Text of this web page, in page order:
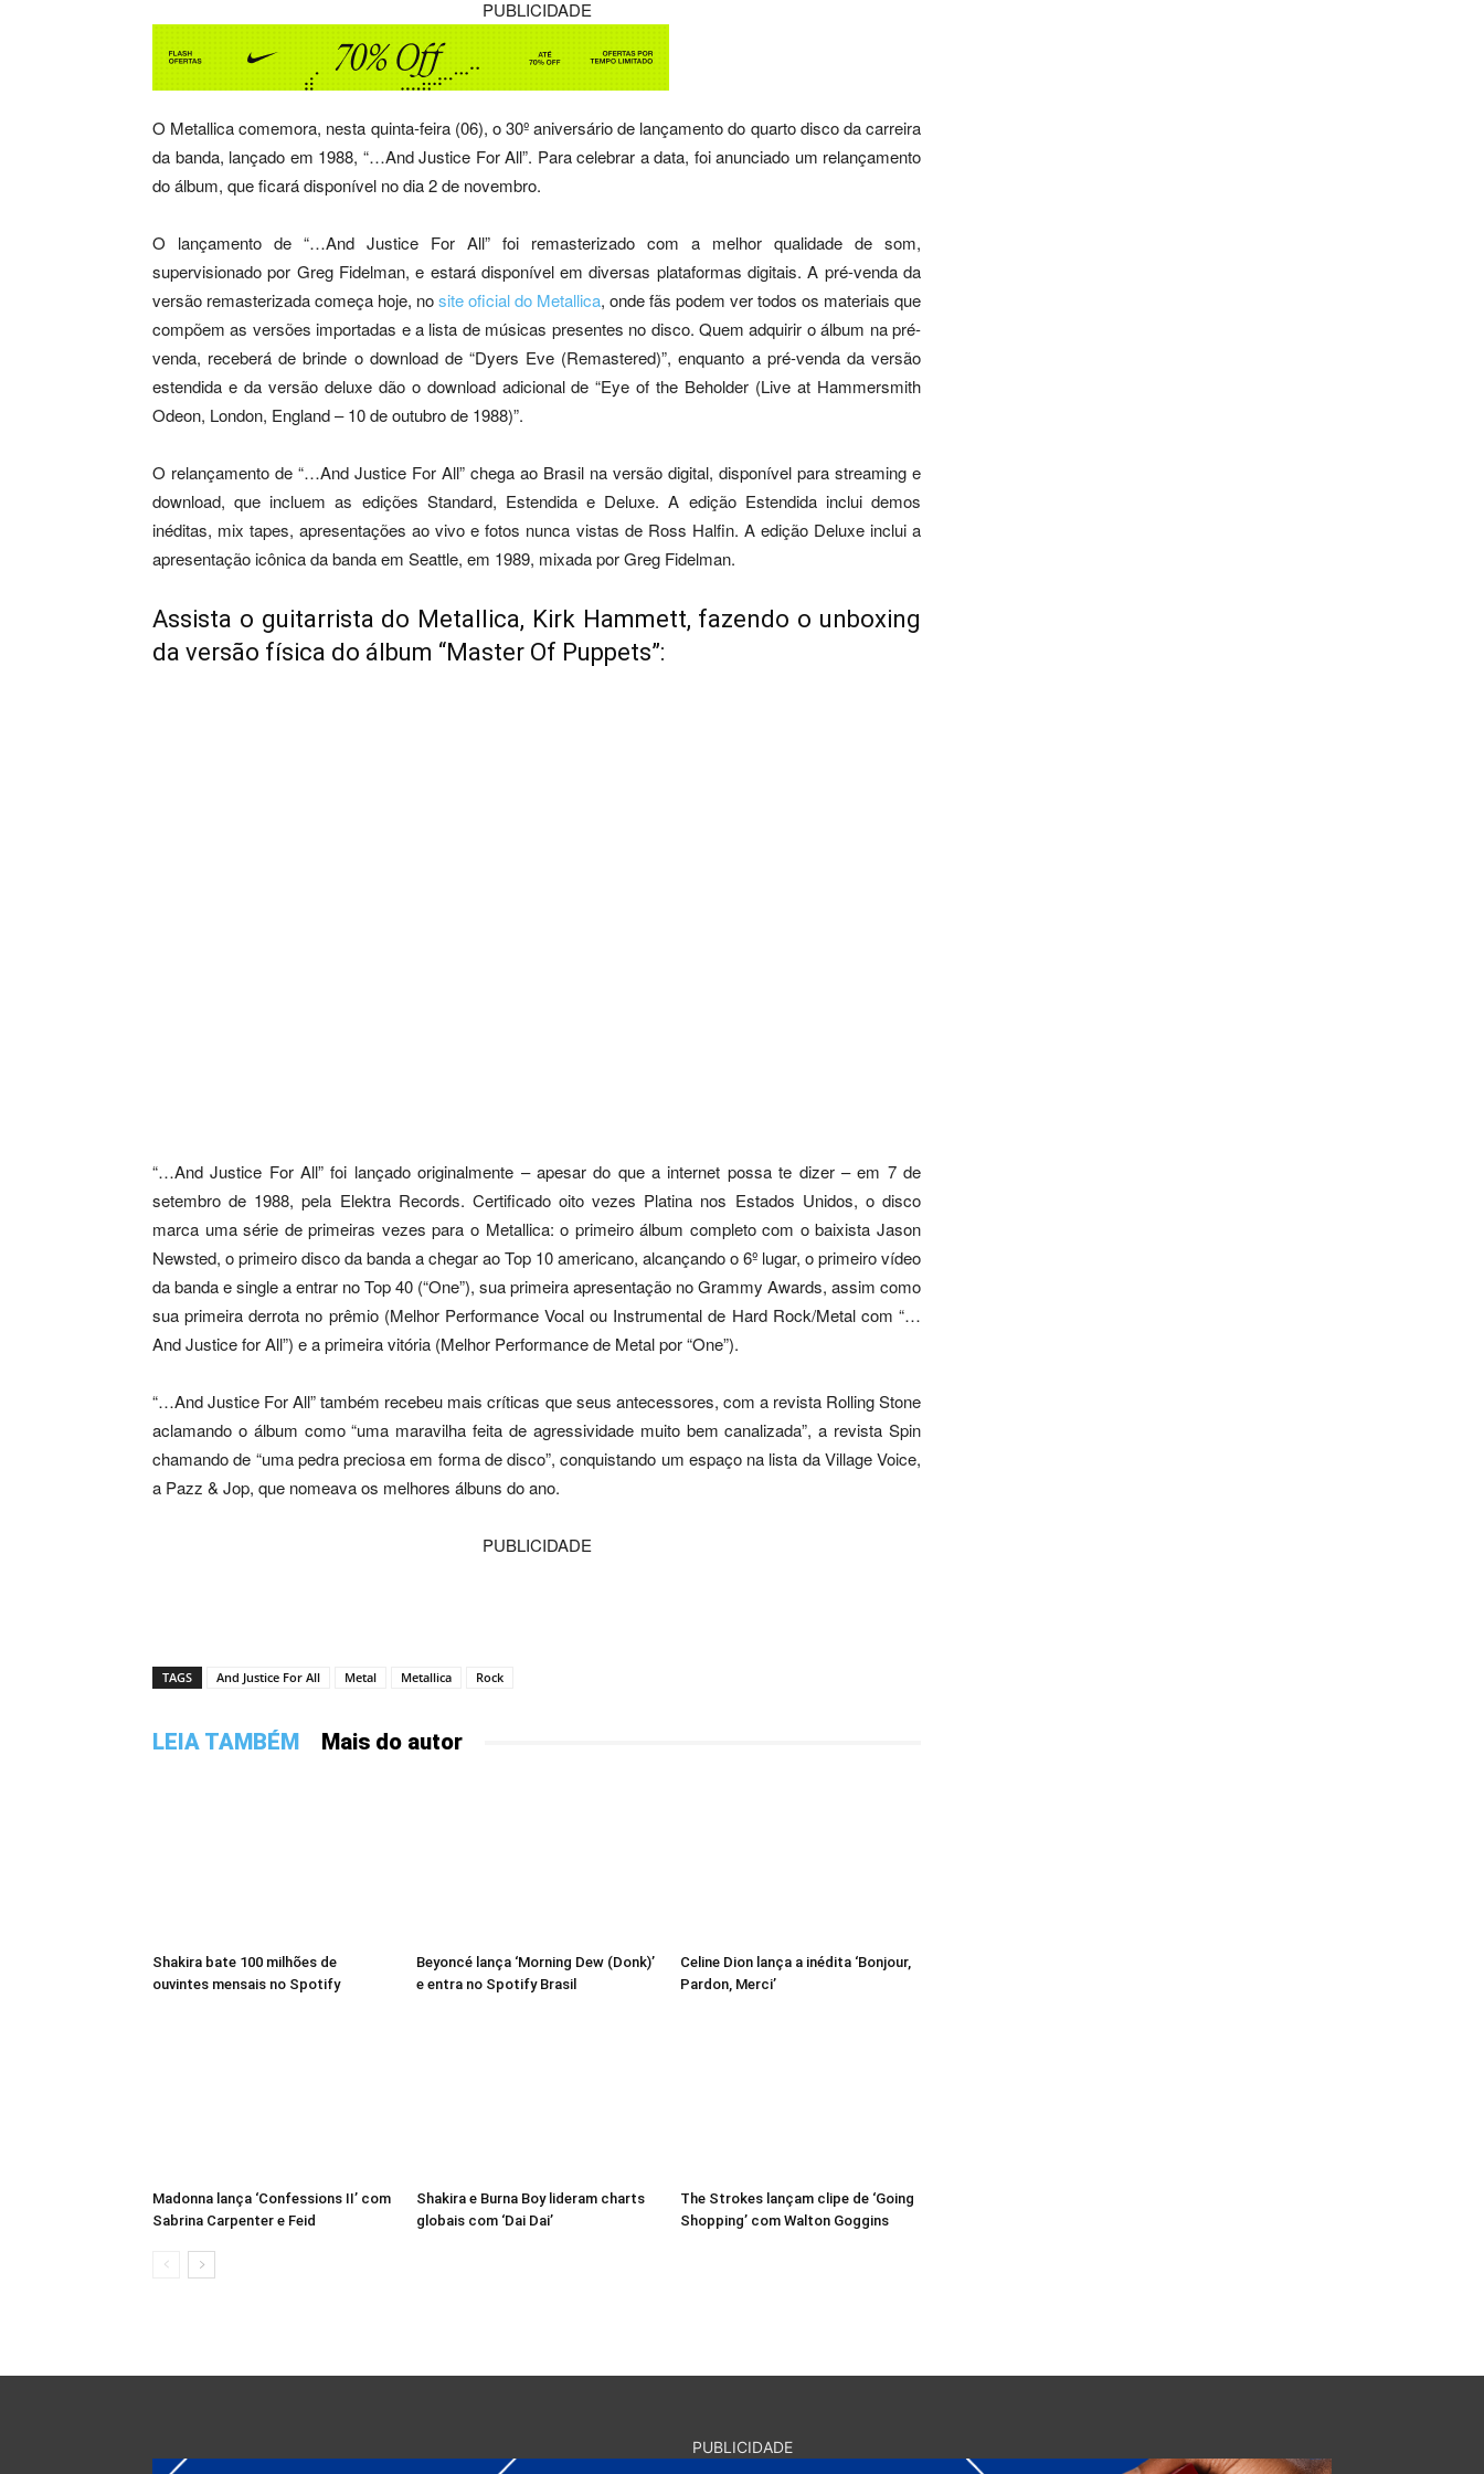
PUBLICIDADE
O Metallica comemora, nesta quinta-feira (06), o 30º aniversário de lançamento do quarto disco da carreira
da banda, lançado em 1988, “…And Justice For All”. Para celebrar a data, foi anunciado um relançamento
do álbum, que ficará disponível no dia 2 de novembro.
O lançamento de “…And Justice For All” foi remasterizado com a melhor qualidade de som,
supervisionado por Greg Fidelman, e estará disponível em diversas plataformas digitais. A pré-venda da
versão remasterizada começa hoje, nosite oficial do Metallica, onde fãs podem ver todos os materiais que
compõem as versões importadas e a lista de músicas presentes no disco. Quem adquirir o álbum na pré-
venda, receberá de brinde o download de “Dyers Eve (Remastered)”, enquanto a pré-venda da versão
estendida e da versão deluxe dão o download adicional de “Eye of the Beholder (Live at Hammersmith
Odeon, London, England – 10 de outubro de 1988)”.
O relançamento de “…And Justice For All” chega ao Brasil na versão digital, disponível para streaming e
download, que incluem as edições Standard, Estendida e Deluxe. A edição Estendida inclui demos
inéditas, mix tapes, apresentações ao vivo e fotos nunca vistas de Ross Halfin. A edição Deluxe inclui a
apresentação icônica da banda em Seattle, em 1989, mixada por Greg Fidelman.
Assista o guitarrista do Metallica, Kirk Hammett, fazendo o unboxing
da versão física do álbum “Master Of Puppets”:
“…And Justice For All” foi lançado originalmente – apesar do que a internet possa te dizer – em 7 de
setembro de 1988, pela Elektra Records. Certificado oito vezes Platina nos Estados Unidos, o disco
marca uma série de primeiras vezes para o Metallica: o primeiro álbum completo com o baixista Jason
Newsted, o primeiro disco da banda a chegar ao Top 10 americano, alcançando o 6º lugar, o primeiro vídeo
da banda e single a entrar no Top 40 (“One”), sua primeira apresentação no Grammy Awards, assim como
sua primeira derrota no prêmio (Melhor Performance Vocal ou Instrumental de Hard Rock/Metal com “…
And Justice for All”) e a primeira vitória (Melhor Performance de Metal por “One”).
“…And Justice For All” também recebeu mais críticas que seus antecessores, com a revista Rolling Stone
aclamando o álbum como “uma maravilha feita de agressividade muito bem canalizada”, a revista Spin
chamando de “uma pedra preciosa em forma de disco”, conquistando um espaço na lista da Village Voice,
a Pazz & Jop, que nomeava os melhores álbuns do ano.
PUBLICIDADE
TAGS And Justice For All Metal Metallica Rock
LEIA TAMBÉM Mais do autor
Shakira bate 100 milhões de
ouvintes mensais no Spotify
Beyoncé lança ‘Morning Dew (Donk)’
e entra no Spotify Brasil
Celine Dion lança a inédita ‘Bonjour,
Pardon, Merci’
Madonna lança ‘Confessions II’ com
Sabrina Carpenter e Feid
Shakira e Burna Boy lideram charts
globais com ‘Dai Dai’
The Strokes lançam clipe de ‘Going
Shopping’ com Walton Goggins
PUBLICIDADE